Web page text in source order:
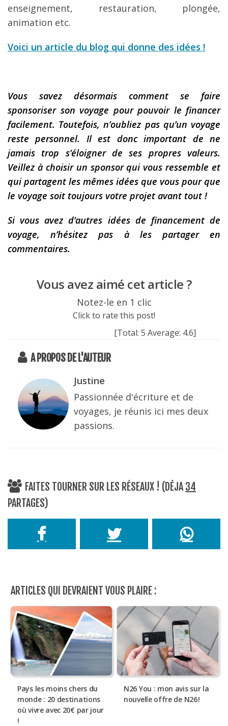
enseignement, restauration, plongée,
animation etc.
Voici un article du blog qui donne des idées !
Vous savez désormais comment se faire
sponsoriser son voyage pour pouvoir le financer
facilement. Toutefois, n’oubliez pas qu’un voyage
reste personnel. Il est donc important de ne
jamais trop s’éloigner de ses propres valeurs.
Veillez à choisir un sponsor qui vous ressemble et
qui partagent les mêmes idées que vous pour que
le voyage soit toujours votre projet avant tout !
Si vous avez d’autres idées de financement de
voyage, n’hésitez pas à les partager en
commentaires.
Vous avez aimé cet article ?
Notez-le en 1 clic
Click to rate this post!
[Total: 5 Average: 4.6]
A PROPOS DE L'AUTEUR
Justine
Passionnée d'écriture et de
voyages, je réunis ici mes deux
passions.
FAITES TOURNER SUR LES RÉSEAUX ! (DÉJA 34
PARTAGES)
ARTICLES QUI DEVRAIENT VOUS PLAIRE :
Pays les moins chers du
monde : 20 destinations
où vivre avec 20€ par jour
!
N26 You : mon avis sur la
nouvelle offre de N26 !